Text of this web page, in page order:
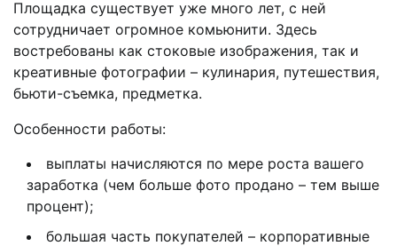
Площадка существует уже много лет, с ней
сотрудничает огромное комьюнити. Здесь
востребованы как стоковые изображения, так и
креативные фотографии – кулинария, путешествия,
бьюти-съемка, предметка.
Особенности работы:
выплаты начисляются по мере роста вашего
заработка (чем больше фото продано – тем выше
процент);
большая часть покупателей – корпоративные